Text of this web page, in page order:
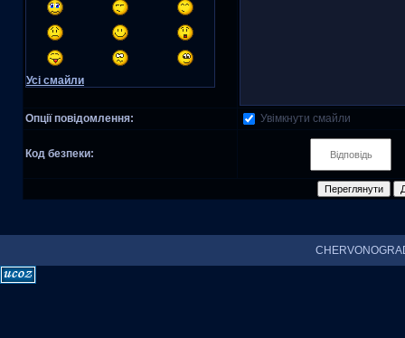
Усі смайли
Опції повідомлення: Увімкнути смайли
Код безпеки: